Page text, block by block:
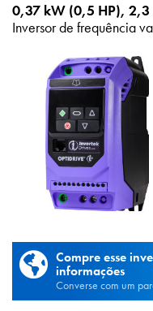
0,37 kW (0,5 HP),
Inversor de frequência
Compre esse
informações
Converse com um